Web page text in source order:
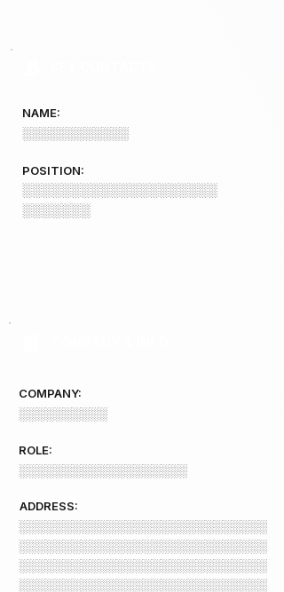
NAME:
░░░░░░░░░░░░
POSITION:
░░░░░░░░░░░░░░░░░░░░
░░░░░░░
COMPANY:
░░░░░░░░░░
ROLE:
░░░░░░░░░░░░░░░░░░░
ADDRESS:
░░░░░░░░░░░░░░░░░░░░░░░░░░░░
░░░░░░░░░░░░░░░░░░░░░░░░░░░░
░░░░░░░░░░░░░░░░░░░░░░░░░░░░
░░░░░░░░░░░░░░░░░░░░░░░░░░░░